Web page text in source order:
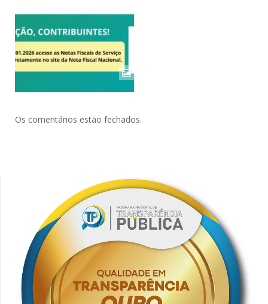
Os comentários estão fechados.